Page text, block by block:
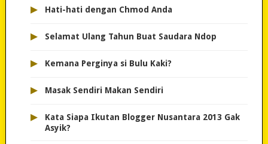
▸ Hati-hati dengan Chmod Anda
▸ Selamat Ulang Tahun Buat Saudara Ndop
▸ Kemana Perginya si Bulu Kaki?
▸ Masak Sendiri Makan Sendiri
▸
Kata Siapa Ikutan Blogger Nusantara 2013 Gak
Asyik?